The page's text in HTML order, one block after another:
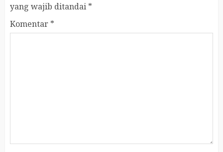
yang wajib ditandai *
Komentar *